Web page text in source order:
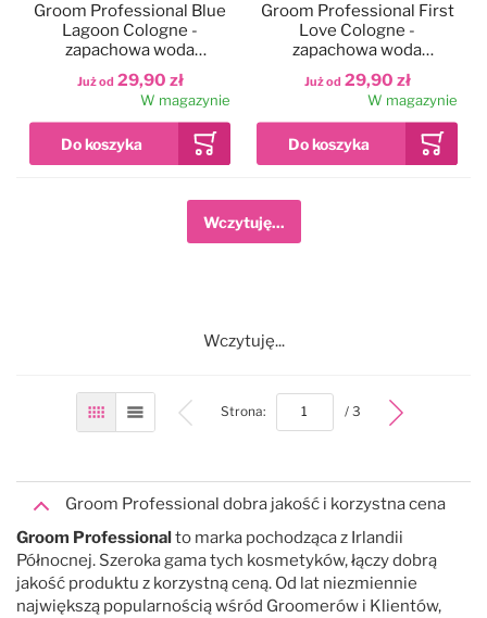
Już od 29,90 zł
Groom Professional Blue
Lagoon Cologne -
zapachowa woda
toaletowa dla psa, morska
bryza
W magazynie
Już od 29,90 zł
Groom Professional First
Love Cologne -
zapachowa woda
toaletowa dla psa
W magazynie
Wczytuję...
Wczytuję...
SiatkaLista Strona:bottom / 3
Groom Professional dobra jakość i korzystna cena
Groom Professional to marka pochodząca z Irlandii
Północnej. Szeroka gama tych kosmetyków, łączy dobrą
jakość produktu z korzystną ceną. Od lat niezmiennie
największą popularnością wśród Groomerów i Klientów,